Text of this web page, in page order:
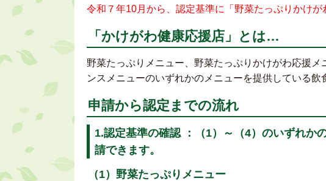
令和７年10月から、認定基準に「野菜たっぷりかけが
「かけがわ健康応援店」とは…
野菜たっぷりメニュー、野菜たっぷりかけがわ応援
ンスメニューのいずれかのメニューを提供している飲
申請から認定までの流れ
1.認定基準の確認 ：（1）～（4）のいずれか
請できます。
（1）野菜たっぷりメニュー